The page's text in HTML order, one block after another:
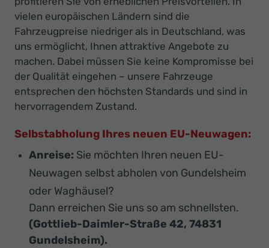
vielen europäischen Ländern sind die
Fahrzeugpreise niedriger als in Deutschland, was
uns ermöglicht, Ihnen attraktive Angebote zu
machen. Dabei müssen Sie keine Kompromisse bei
der Qualität eingehen – unsere Fahrzeuge
entsprechen den höchsten Standards und sind in
hervorragendem Zustand.
Selbstabholung Ihres neuen EU-Neuwagen:
Anreise: Sie möchten Ihren neuen EU-
Neuwagen selbst abholen von Gundelsheim
oder Waghäusel?
Dann erreichen Sie uns so am schnellsten.
(Gottlieb-Daimler-Straße 42, 74831
Gundelsheim).